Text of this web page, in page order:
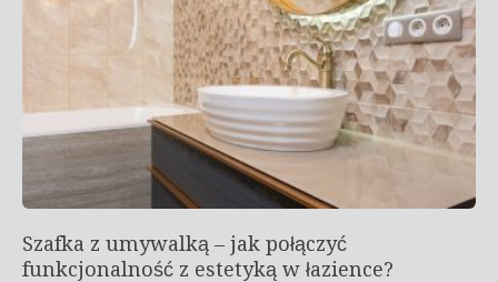
Szafka z umywalką – jak połączyć
funkcjonalność z estetyką w łazience?